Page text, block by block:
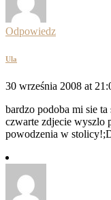
Odpowiedz
Ula
30 września 2008 at
bardzo podoba mi sie
czwarte zdjecie wyszlo
powodzenia w